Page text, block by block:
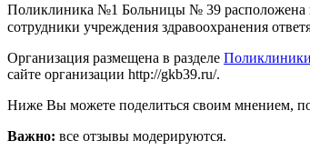
Поликлиника №1 Больницы № 39 расположена
сотрудники учреждения здравоохранения
Организация размещена в разделе
сайте организации http://gkb39.ru/.
Ниже Вы можете поделиться своим мнением,
Важно: все отзывы модерируются.